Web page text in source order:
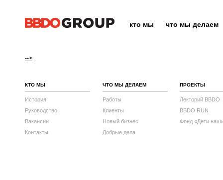
кто мы что мы делаем
-->
КТО МЫ
История
Руководство
Вакансии
Контакты
ЧТО МЫ ДЕЛАЕМ
Работы
Клиенты
Новый бизнес
Добрые дела
ПРОЕКТЫ
Лекторий BBDO
BBDO RUN
Фонд «Дети